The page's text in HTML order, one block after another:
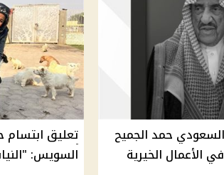
حمد الجميح
الأعمال الخيرية
تعليق
السويس: